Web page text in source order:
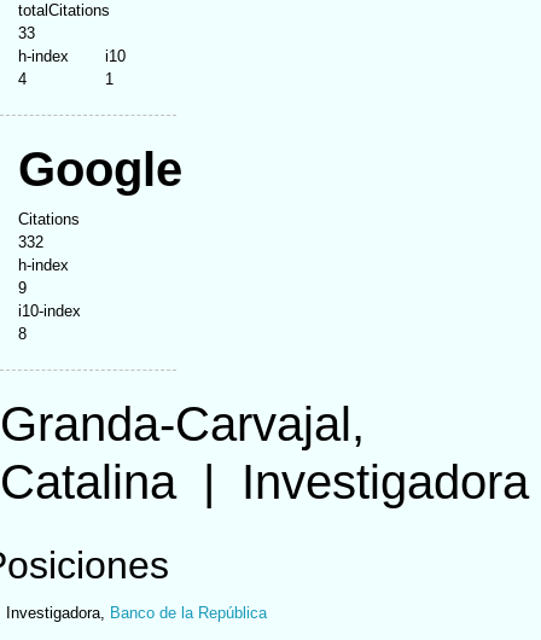
totalCitations
33
h-index
4
i10
1
Google
Citations
332
h-index
9
i10-index
8
Granda-Carvajal,
Catalina
Investigadora
Investigadora, Banco de la República